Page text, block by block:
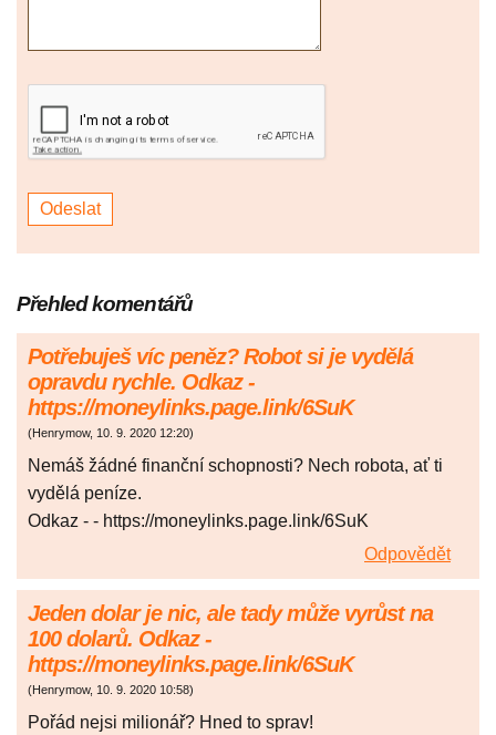
Přehled komentářů
Potřebuješ víc peněz? Robot si je vydělá
opravdu rychle. Odkaz -
https://moneylinks.page.link/6SuK
(Henrymow, 10. 9. 2020 12:20)
Nemáš žádné finanční schopnosti? Nech robota, ať ti
vydělá peníze.
Odkaz - - https://moneylinks.page.link/6SuK
Odpovědět
Jeden dolar je nic, ale tady může vyrůst na
100 dolarů. Odkaz -
https://moneylinks.page.link/6SuK
(Henrymow, 10. 9. 2020 10:58)
Pořád nejsi milionář? Hned to sprav!